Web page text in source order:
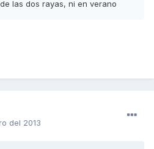
las dos rayas, ni en verano
del 2013